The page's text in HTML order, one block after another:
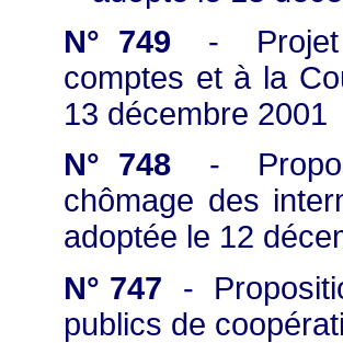
N° 749
- Projet
comptes et à la
13 décembre 2001
N° 748 -
chômage des
adoptée le 12
N° 747 -
publics de